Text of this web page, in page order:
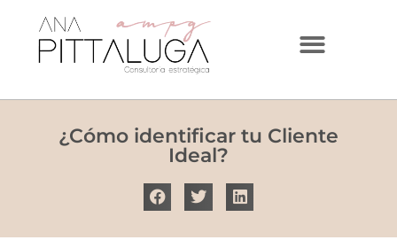
¿Cómo identificar tu Cliente
Ideal?